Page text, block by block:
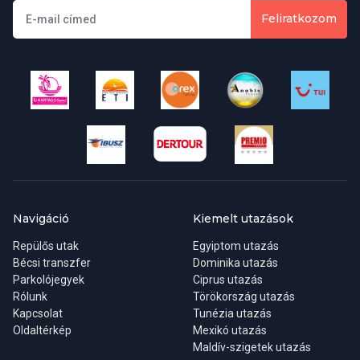
Mennyibe kerül egy Maldív-szigeteki utazási csomag?
Maldív-szigeteki csomagok széles választéka közül válogathat,
amelyek magukban foglalják a járatokat, a szállodákat, a
úgy, hogy egy hosszabb nyaralás érdekében kevesebb éjszakát
tölt el itt, az Ön által vágyott nyaralástól függően.
Maldív-szigeteki útja során lehetséges úticélok lehetnek Male,
Feydhoo, Hulhumale-sziget, Utheemu, Maafushi és még sok
egyéb hely. A leghíresebb tengerpartok közé tartozik a
Hulhumale, a Vabbinfaru Island, a Fulhadhoo Beach, a Sun Island
Beach és a Dhigurah Beach. A kívánt nyaralás típusától függően
érdemes meglátogatni ezeket a helyeket.
Feliratkozom
Navigáció
Repülős utak
Bécsi transzfer
Parkolójegyek
Rólunk
Kapcsolat
Oldaltérkép
Kiemelt utazások
Egyiptom utazás
Dominika utazás
Ciprus utazás
Törökország utazás
Tunézia utazás
Mexikó utazás
Maldív-szigetek utazás